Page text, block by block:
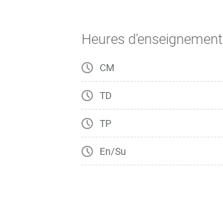
Heures d'enseignement
CM
TD
TP
En/Su